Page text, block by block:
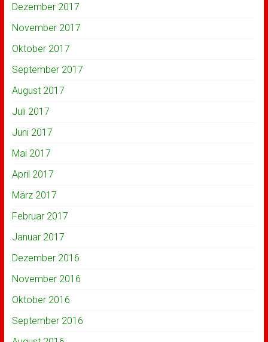
Dezember 2017
November 2017
Oktober 2017
September 2017
August 2017
Juli 2017
Juni 2017
Mai 2017
April 2017
März 2017
Februar 2017
Januar 2017
Dezember 2016
November 2016
Oktober 2016
September 2016